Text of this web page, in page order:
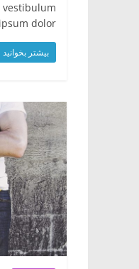
vestibulum
dolor
بیشتر بخوانید